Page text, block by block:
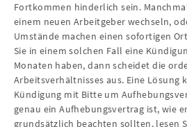
Fortkommen hinderlich sein.
einem neuen Arbeitgeber wechseln,
Umstände machen einen sofortigen
Sie in einem solchen Fall eine
Monaten haben, dann scheidet die
Arbeitsverhältnisses aus. Eine Lösung
Kündigung mit Bitte um
genau ein Aufhebungsvertrag ist, wie
grundsätzlich beachten sollten, lesen